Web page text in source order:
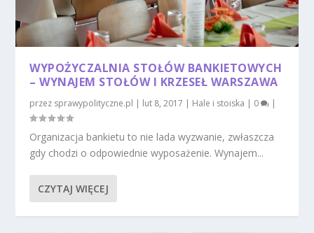
WYPOŻYCZALNIA STOŁÓW BANKIETOWYCH
– WYNAJEM STOŁÓW I KRZESEŁ WARSZAWA
przez sprawypolityczne.pl | lut 8, 2017 | Hale i stoiska | 0 |
Organizacja bankietu to nie lada wyzwanie, zwłaszcza
gdy chodzi o odpowiednie wyposażenie. Wynajem...
CZYTAJ WIĘCEJ